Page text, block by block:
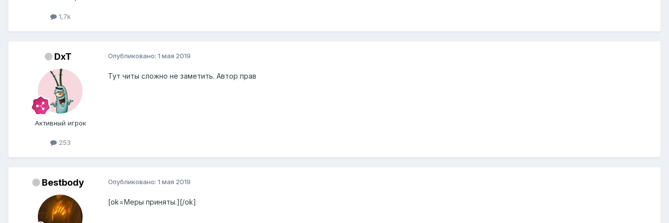
1,7k
DxT
Активный игрок
253
Опубликовано: 1 мая 2019
Тут читы сложно не заметить. Автор прав
Bestbody Опубликовано: 1 мая 2019
[ok=Меры приняты.][/ok]